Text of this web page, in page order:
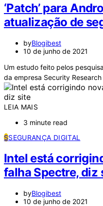
‘Patch’ para
atualização de
byBlogibest
10 de junho de 2021
Um estudo feito pelos
da empresa Security
LEIA MAIS
3 minute read
SSEGURANÇA DIGITAL
Intel está
falha Spectre, diz
byBlogibest
10 de junho de 2021